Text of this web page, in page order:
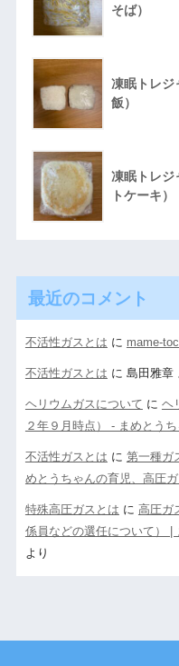
そば）
凍眠トレジ
飯）
凍眠トレジ
トケーキ）
最近のコメント
不活性ガスとは に mame-
不活性ガスとは に 島田雅章
ヘリウムガスについて に ヘ
２年９月時点） - まめとう
不活性ガスとは に 第一種ガ
めとうちゃんの育児、高圧
特殊高圧ガスとは に 高圧ガ
係員などの選任について） |
より